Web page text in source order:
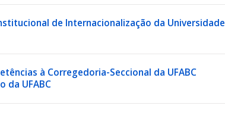
de Internacionalização da Universidade
à Corregedoria-Seccional da UFABC
da UFABC